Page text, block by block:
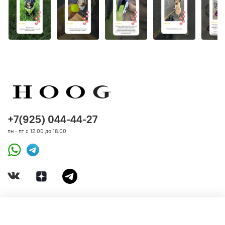
+7(925) 044-44-27
пн - пт с 12.00 до 18.00